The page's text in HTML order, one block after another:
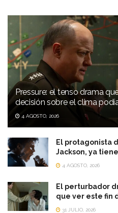
Pressure: el tenso drama
decisión sobre el clima
4 AGOSTO, 2026
El protagonista
Jackson, ya
4 AGOSTO, 2026
El perturbador
que ver este fin
31 JULIO, 2026